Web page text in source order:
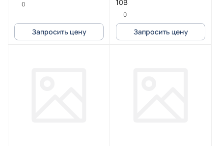
0
Запросить цену
10В
0
Запросить цену